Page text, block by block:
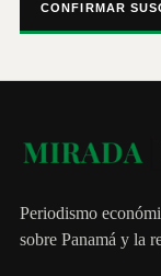
CONFIRMAR
Periodismo
sobre Panamá y la